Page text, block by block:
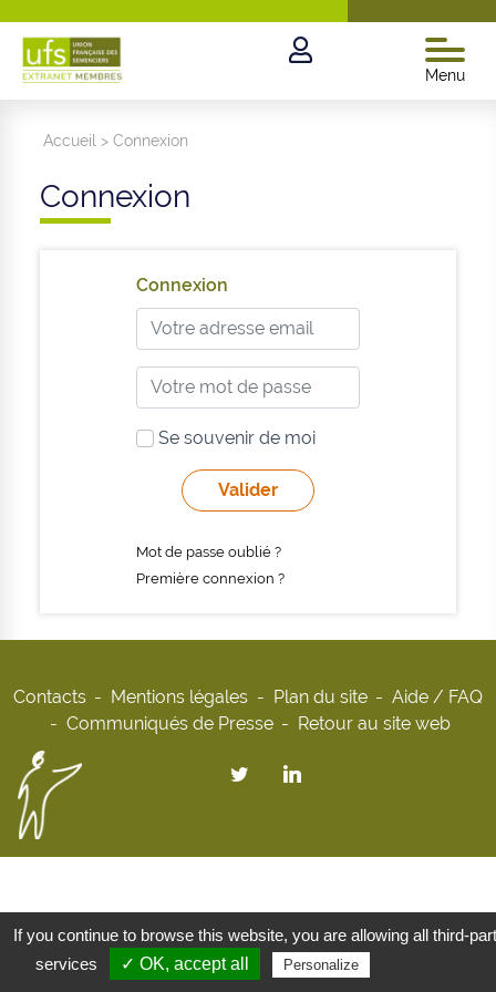
Menu
Accueil >Connexion
Connexion
Connexion
Se souvenir de moi
Mot de passe oublié ?
Première connexion ?
Contacts Mentions légales Plan du site
Aide / FAQ
Communiqués de Presse
Retour au site web
If you continue to browse this website, you are allowing all third-
services
✓ OK, accept all Personalize